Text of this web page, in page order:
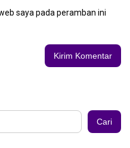
saya pada peramban ini
Cari